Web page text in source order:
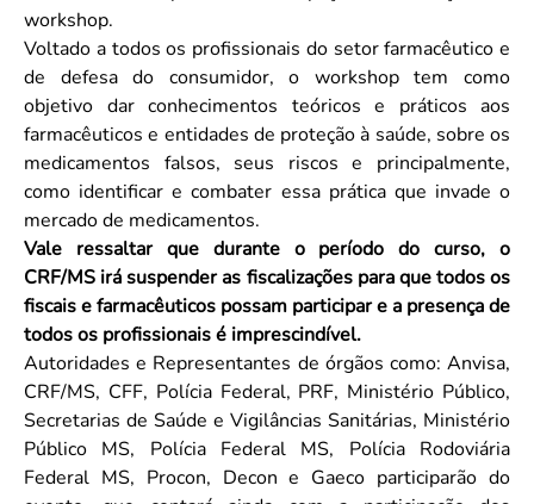
workshop.
Voltado a todos os profissionais do setor farmacêutico e
de defesa do consumidor, o workshop tem como
objetivo dar conhecimentos teóricos e práticos aos
farmacêuticos e entidades de proteção à saúde, sobre os
medicamentos falsos, seus riscos e principalmente,
como identificar e combater essa prática que invade o
mercado de medicamentos.
Vale ressaltar que durante o período do curso, o
CRF/MS irá suspender as fiscalizações para que todos os
fiscais e farmacêuticos possam participar e a presença de
todos os profissionais é imprescindível.
Autoridades e Representantes de órgãos como: Anvisa,
CRF/MS, CFF, Polícia Federal, PRF, Ministério Público,
Secretarias de Saúde e Vigilâncias Sanitárias, Ministério
Público MS, Polícia Federal MS, Polícia Rodoviária
Federal MS, Procon, Decon e Gaeco participarão do